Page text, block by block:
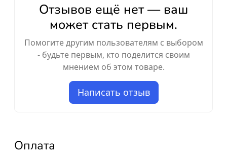
Отзывов ещё нет — ваш
может стать первым.
Помогите другим пользователям с выбором
- будьте первым, кто поделится своим
мнением об этом товаре.
Написать отзыв
Оплата